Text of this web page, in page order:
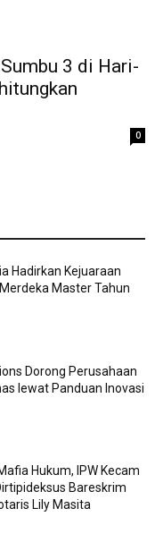
3 di Hari-
0
Hadirkan Kejuaraan
Master Tahun
Dorong Perusahaan
lewat Panduan Inovasi
Hukum, IPW Kecam
Bareskrim
Lily Masita